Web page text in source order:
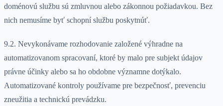
doménovú službu sú zmluvnou alebo zákonnou požiadavkou. Bez
nich nemusíme byť schopní službu poskytnúť.
9.2. Nevykonávame rozhodovanie založené výhradne na
automatizovanom spracovaní, ktoré by malo pre subjekt údajov
právne účinky alebo sa ho obdobne významne dotýkalo.
Automatizované kontroly používame pre bezpečnosť, prevenciu
zneužitia a technickú prevádzku.